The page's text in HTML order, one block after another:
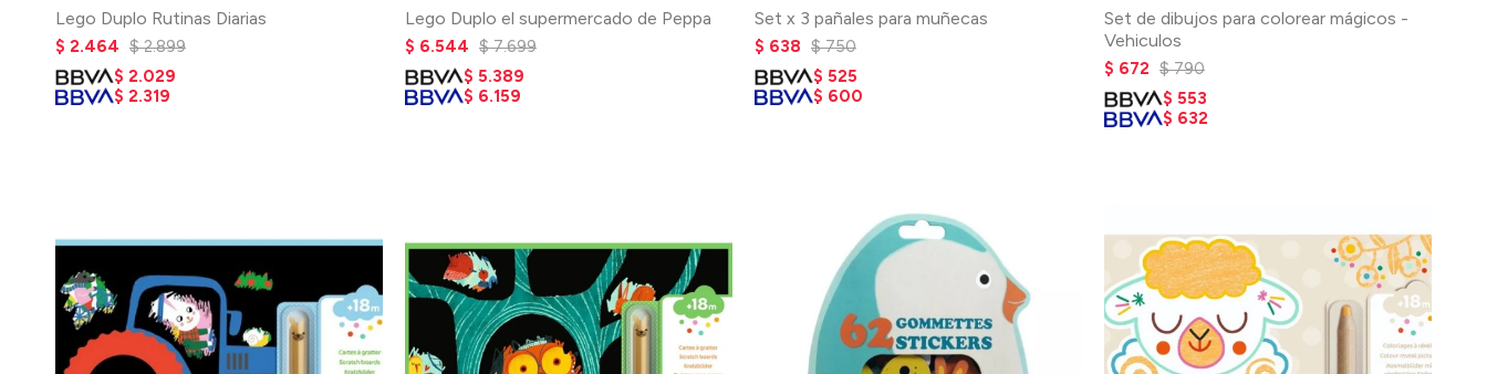
Lego Duplo Rutinas Diarias
$ 2.464 $ 2.899
$ 2.029
$ 2.319
Lego Duplo el supermercado de Peppa
$ 6.544 $ 7.699
$ 5.389
$ 6.159
Set x 3 pañales para muñecas
$ 638 $ 750
$ 525
$ 600
Set de dibujos para colorear mágicos -
Vehiculos
$ 672 $ 790
$ 553
$ 632